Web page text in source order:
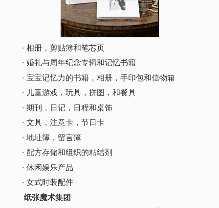
· 相册，剪贴簿和笔芯页
· 婚礼与周年纪念专辑和记忆书籍
· 宝宝记忆力的书籍，相册，手印包和信物箱
· 儿童游戏，玩具，拼图，和餐具
· 期刊，日记，日程和桌饰
· 文具，注意卡，节日卡
· 地址簿，留言簿
· 配方存储和组织的粘结剂
· 休闲娱乐产品
· 女式时装配件
纸张魔术集团